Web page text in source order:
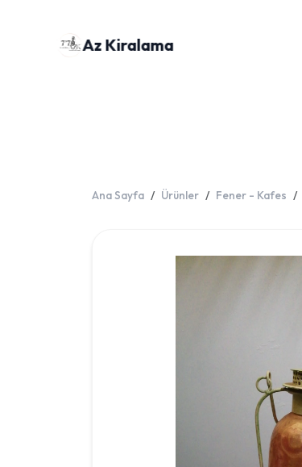
Az Kiralama
Ana Sayfa Ürünler Fener - Kafes